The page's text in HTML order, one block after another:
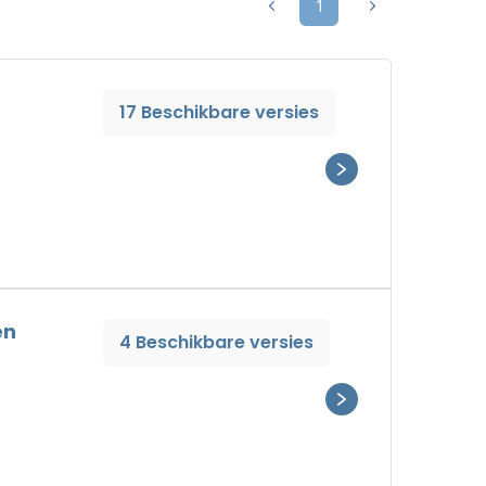
1
17 Beschikbare versies
4 Beschikbare versies